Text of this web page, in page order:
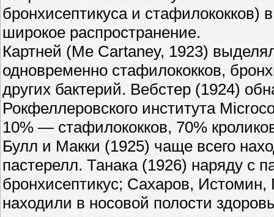
бронхисептикуса и стафилококков)
широкое распространение.
Картней (Me Cartaney, 1923)
одновременно стафилококков,
других бактерий. Вебстер (1924)
Рокфеллеровского института
10% — стафилококков, 70%
Булл и Макки (1925) чаще всего
пастерелл. Танака (1926) наряду с
бронхисептикус; Сахаров,
находили в носовой полости